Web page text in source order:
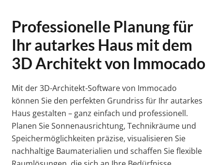
Professionelle Planung für
Ihr autarkes Haus mit dem
3D Architekt von Immocado
Mit der 3D-Architekt-Software von Immocado
können Sie den perfekten Grundriss für Ihr autarkes
Haus gestalten – ganz einfach und professionell.
Planen Sie Sonnenausrichtung, Technikräume und
Speichermöglichkeiten präzise, visualisieren Sie
nachhaltige Baumaterialien und schaffen Sie flexible